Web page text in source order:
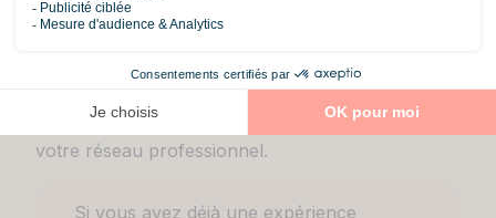
constituent des voies privilégiées d’insertion
. Cette immersion en entreprise
accélère votre apprentissage pratique et enrichit
votre réseau professionnel.
Si vous avez déjà une expérience